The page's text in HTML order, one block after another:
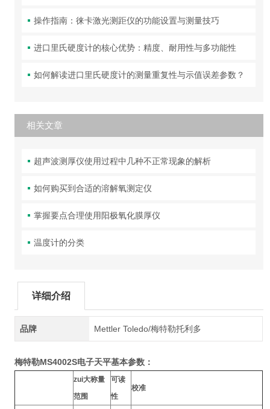
操作指南：徕卡激光测距仪的功能设置与测量技巧
进口里氏硬度计的核心优势：精度、耐用性与多功能性
如何解读进口里氏硬度计的测量重复性与示值误差参数？
相关文章
超声波测厚仪使用过程中几种不正常现象的解析
如何购买到合适的溶解氧测定仪
掌握要点合理使用阳极氧化膜厚仪
温度计的分类
详细介绍
品牌 Mettler Toledo/梅特勒托利多
梅特勒MS4002S电子天平基本参数：
zui大称量
范围
可读
性
校准